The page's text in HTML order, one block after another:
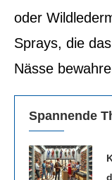
oder
Sprays, die
Nässe
Spannende